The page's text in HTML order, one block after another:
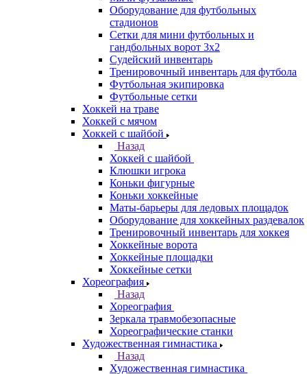
Оборудование для футбольных
стадионов
Сетки для мини футбольных и
гандбольных ворот 3х2
Судейский инвентарь
Тренировочный инвентарь для футбола
Футбольная экипировка
Футбольные сетки
Хоккей на траве
Хоккей с мячом
Хоккей с шайбой
Назад
Хоккей с шайбой
Клюшки игрока
Коньки фигурные
Коньки хоккейные
Маты-барьеры для ледовых площадок
Оборудование для хоккейных раздевалок
Тренировочный инвентарь для хоккея
Хоккейные ворота
Хоккейные площадки
Хоккейные сетки
Хореография
Назад
Хореография
Зеркала травмобезопасные
Хореографические станки
Художественная гимнастика
Назад
Художественная гимнастика